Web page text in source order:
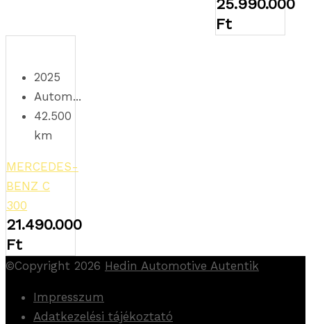
25.990.000
Ft
2025
Autom...
42.500
km
MERCEDES-
BENZ C
300
21.490.000
Ft
©Copyright 2026 Hedin Automotive Autentik
Impresszum
Adatkezelési tájékoztató